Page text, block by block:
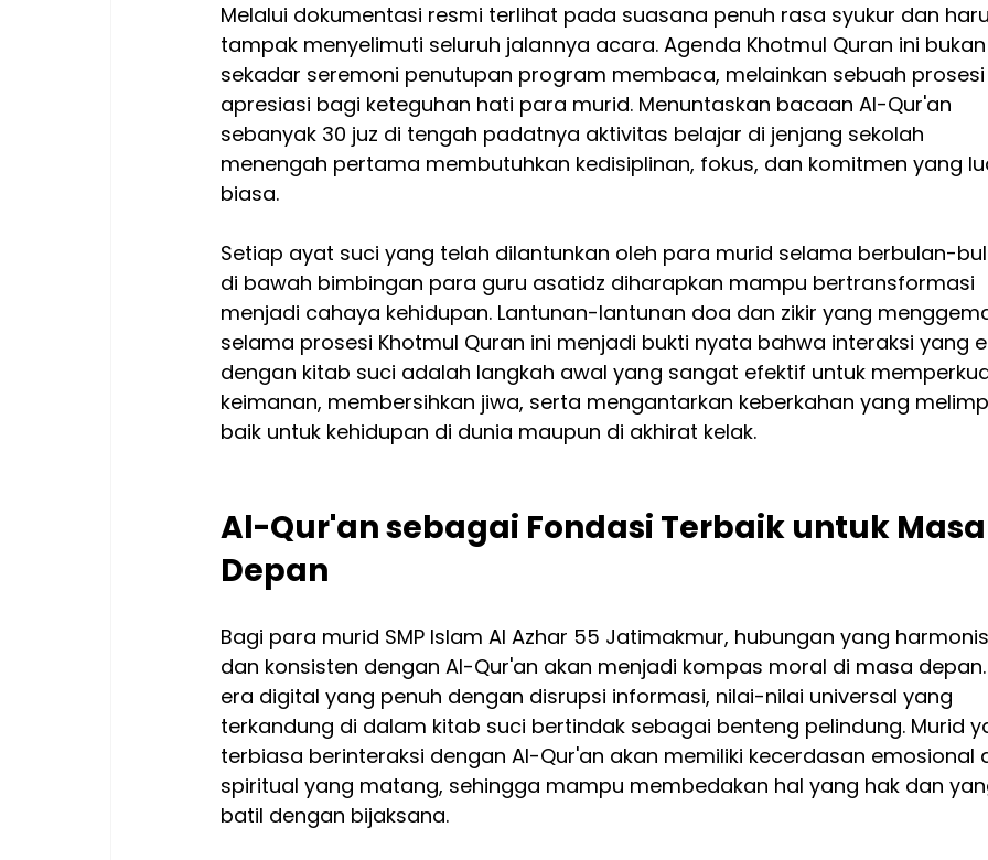
Melalui dokumentasi resmi terlihat pada suasana penuh rasa syukur dan haru
tampak menyelimuti seluruh jalannya acara. Agenda Khotmul Quran ini bukan
sekadar seremoni penutupan program membaca, melainkan sebuah prosesi
apresiasi bagi keteguhan hati para murid. Menuntaskan bacaan Al-Qur'an
sebanyak 30 juz di tengah padatnya aktivitas belajar di jenjang sekolah
menengah pertama membutuhkan kedisiplinan, fokus, dan komitmen yang
biasa.
Setiap ayat suci yang telah dilantunkan oleh para murid selama berbulan-
di bawah bimbingan para guru asatidz diharapkan mampu bertransformasi
menjadi cahaya kehidupan. Lantunan-lantunan doa dan zikir yang
selama prosesi Khotmul Quran ini menjadi bukti nyata bahwa interaksi yang
dengan kitab suci adalah langkah awal yang sangat efektif untuk
keimanan, membersihkan jiwa, serta mengantarkan keberkahan yang
baik untuk kehidupan di dunia maupun di akhirat kelak.
Al-Qur'an sebagai Fondasi Terbaik untuk Masa
Depan
Bagi para murid SMP Islam Al Azhar 55 Jatimakmur, hubungan yang harmonis
dan konsisten dengan Al-Qur'an akan menjadi kompas moral di masa depan.
era digital yang penuh dengan disrupsi informasi, nilai-nilai universal yang
terkandung di dalam kitab suci bertindak sebagai benteng pelindung. Murid
terbiasa berinteraksi dengan Al-Qur'an akan memiliki kecerdasan emosional
spiritual yang matang, sehingga mampu membedakan hal yang hak dan
batil dengan bijaksana.